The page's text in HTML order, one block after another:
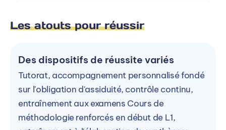
Les atouts pour réussir
Des dispositifs de réussite variés
Tutorat, accompagnement personnalisé fondé
sur l'obligation d'assiduité, contrôle continu,
entraînement aux examens Cours de
méthodologie renforcés en début de L1,